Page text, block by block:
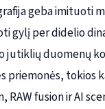
geba imituoti
gylį per didelio
jutiklių duomenų
priemonės, tokios
RAW fusion ir AI